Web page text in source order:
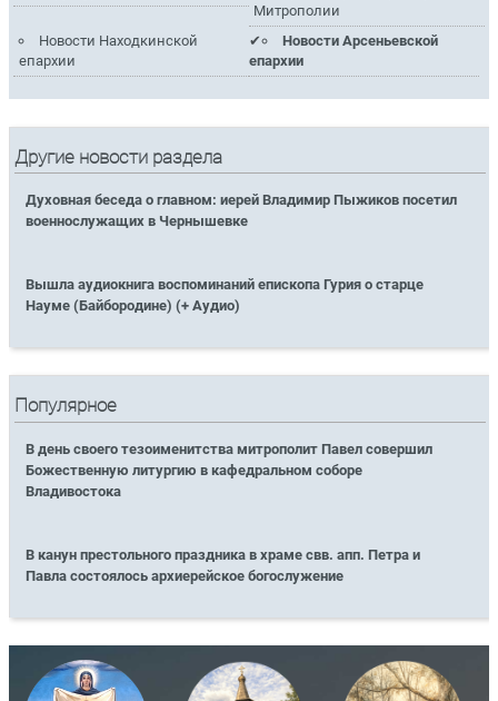
Митрополии
Новости Находкинской
епархии
Новости Арсеньевской
епархии
Другие новости раздела
Духовная беседа о главном: иерей Владимир Пыжиков посетил
военнослужащих в Чернышевке
Вышла аудиокнига воспоминаний епископа Гурия о старце
Науме (Байбородине) (+ Аудио)
Популярное
В день своего тезоименитства митрополит Павел совершил
Божественную литургию в кафедральном соборе
Владивостока
В канун престольного праздника в храме свв. апп. Петра и
Павла состоялось архиерейское богослужение